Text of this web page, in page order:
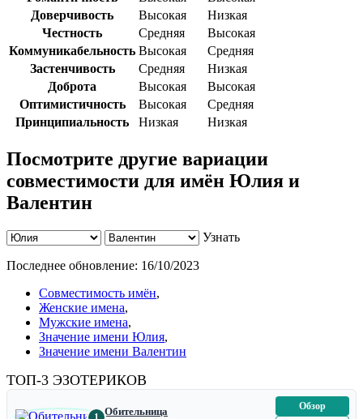
Доверчивость
Высокая
Низкая
Честность
Средняя
Высокая
Коммуникабельность Высокая
Средняя
Застенчивость
Средняя
Низкая
Доброта
Высокая
Высокая
Оптимистичность
Высокая
Средняя
Принципиальность
Низкая Низкая
Посмотрите другие вариации
совместимости для имён Юлия и
Валентин
Узнать
Последнее обновление: 16/10/2023
Совместимость имён,
Женские имена,
Мужские имена,
Значение имени Юлия,
Значение имени Валентин
ТОП-3 ЭЗОТЕРИКОВ
Обительница
Обзор